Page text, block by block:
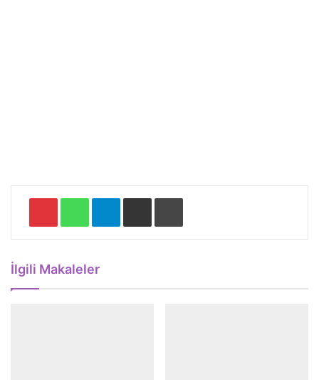
Pinterest WhatsApp Telegram E-Posta ile paylaş Yazdır
İlgili Makaleler